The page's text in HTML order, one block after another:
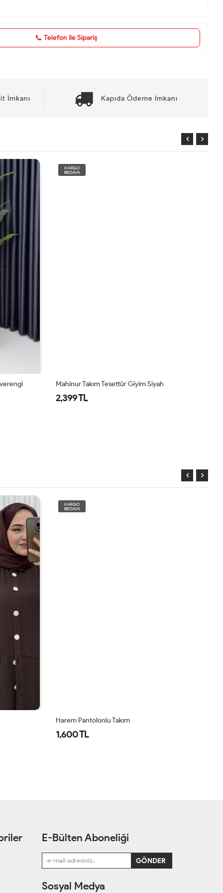
Telefon ile Sipariş
İmkanı Kapıda Ödeme İmkanı
KARGO
BEDAVA
Mahinur Takım Tesettür Giyim Siyah
2,399 TL
KARGO
BEDAVA
Harem Pantolonlu Takım
1,600 TL
E-Bülten Aboneliği
Sosyal Medya